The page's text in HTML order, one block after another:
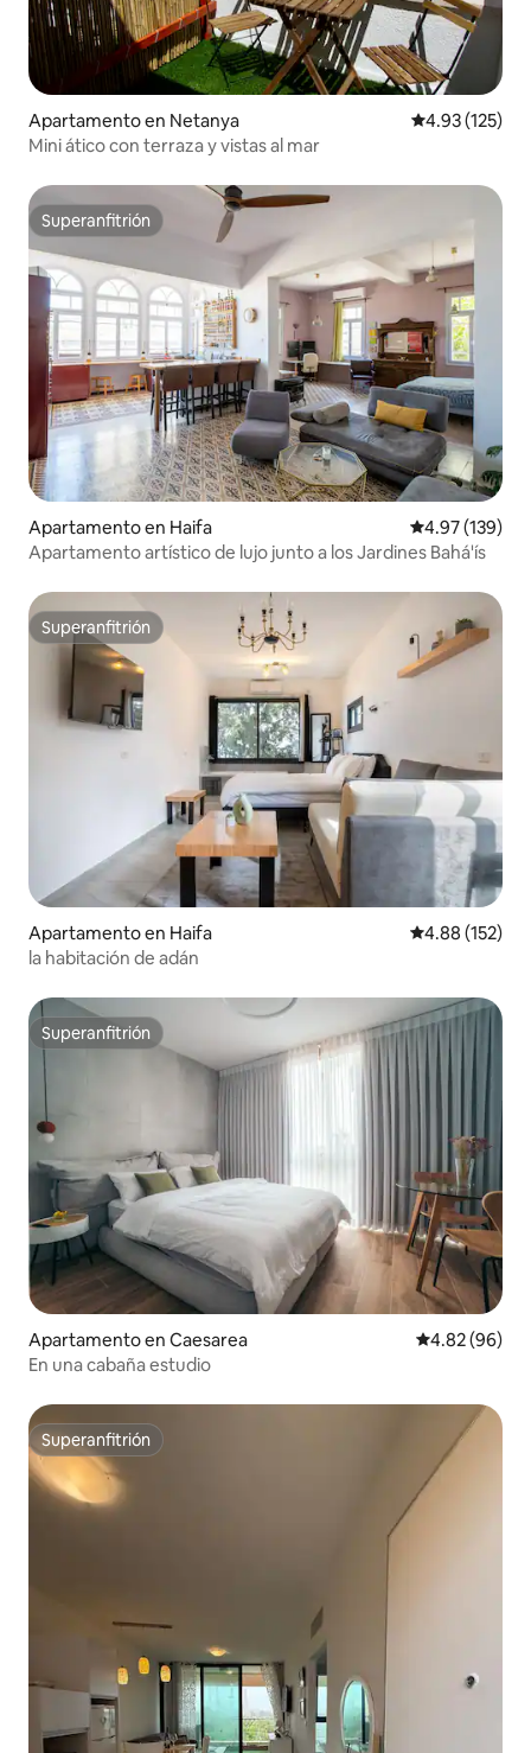
Apartamento en Netanya Calificación
4.93 (125)
Mini ático con terraza y vistas al mar
Superanfitrión
Superanfitrión
Apartamento en Haifa Calificación
4.97 (139)
Apartamento artístico de lujo junto a los Jardines Bahá'ís
Superanfitrión
Superanfitrión
Apartamento en Haifa Calificación
4.88 (152)
la habitación de adán
Superanfitrión
Superanfitrión
Apartamento en Caesarea Calificación
4.82 (96)
En una cabaña estudio
Superanfitrión
Superanfitrión